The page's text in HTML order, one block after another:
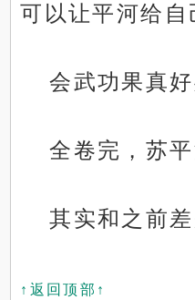
可以让平河给自
会武功果真好
全卷完，苏
其实和之前差
↑返回顶部↑